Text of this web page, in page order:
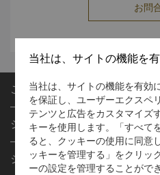
お問
ご予約
目的地
ご予約の検索
ミーティング＆イベント
レストラン＆バー
シャングリ・ラ サークル
プログラム概要
シャングリ・ラ サークルに入会
シャングリ・ラ グループ
当社は、サイトの機能を
当社は、サイトの機能を有効
を保証し、ユーザーエクスペ
テンツと広告をカスタマイズ
キーを使用します。「すべて
ると、クッキーの使用に同意
ッキーを管理する」をクリッ
ーの設定を管理することがで